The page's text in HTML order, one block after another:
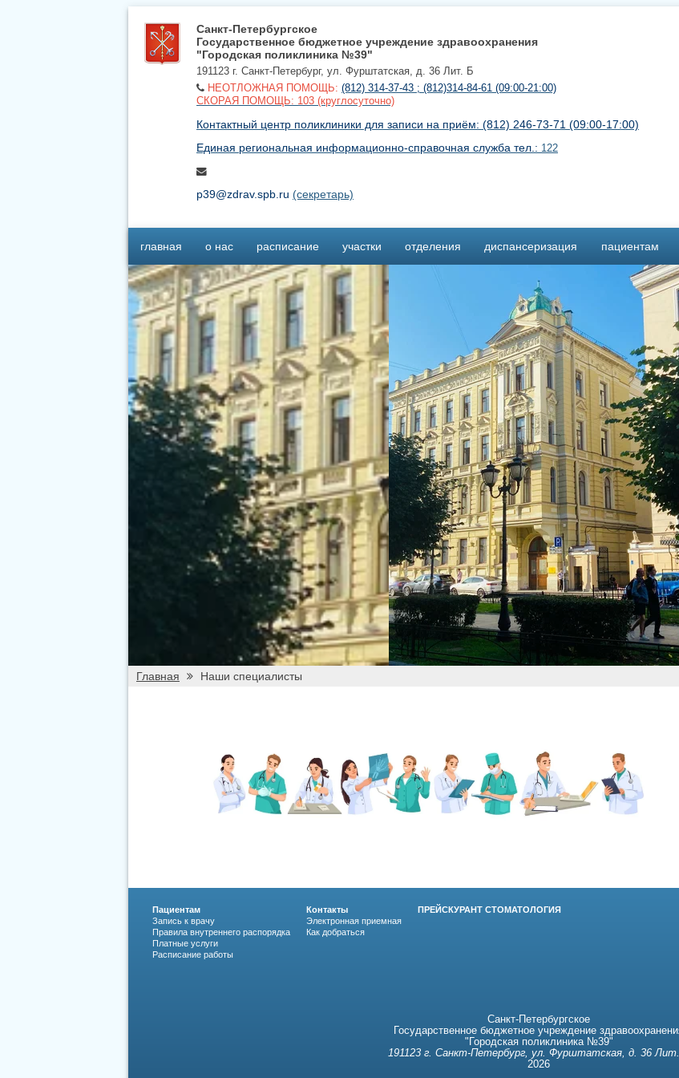
Санкт-Петербургское
Государственное бюджетное учреждение здравоохранения
"Городская поликлиника №39"
191123 г. Санкт-Петербург, ул. Фурштатская, д. 36 Лит. Б
НЕОТЛОЖНАЯ ПОМОЩЬ: (812) 314-37-43 ; (812)314-84-61 (09:00-21:00)
СКОРАЯ ПОМОЩЬ: 103 (круглосуточно)
Контактный центр поликлиники для записи на приём: (812) 246-73-71 (09:00-17:00)
Единая региональная информационно-справочная служба тел.: 122
p39@zdrav.spb.ru (секретарь)
главная о нас расписание участки отделения диспансеризация пациентам
Наши специалисты
Правила внутреннего распорядка
Контакты
Электронная приемная
Как добраться
ПРЕЙСКУРАНТ СТОМАТОЛОГИЯ
Государственное бюджетное учреждение здравоохранения